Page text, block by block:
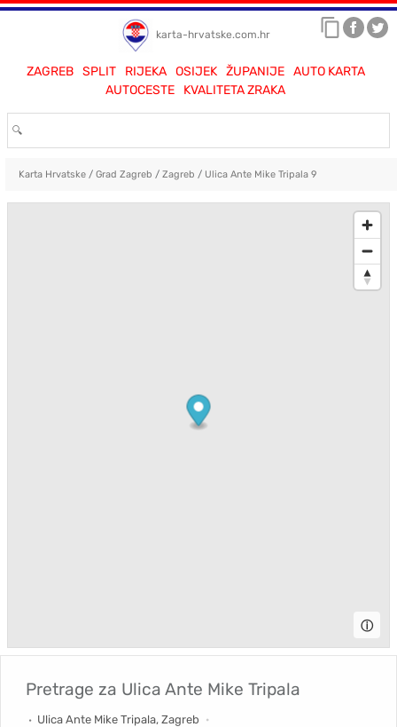
karta-hrvatske.com.hr
ZAGREB SPLIT RIJEKA OSIJEK ŽUPANIJE
AUTO KARTA
AUTOCESTE
KVALITETA ZRAKA
Karta Hrvatske/ Grad Zagreb / Zagreb / Ulica Ante Mike Tripala 9
ⓘ
Pretrage za Ulica Ante Mike Tripala
Ulica Ante Mike Tripala, Zagreb